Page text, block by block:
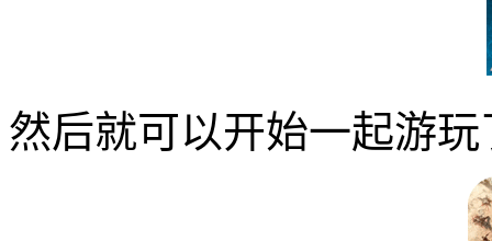
然后就可以开始一起游玩